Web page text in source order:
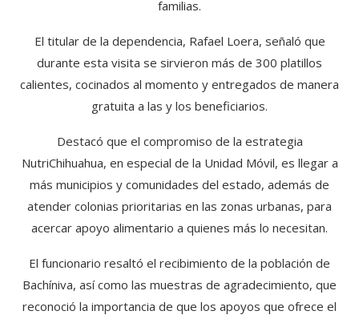
familias.
El titular de la dependencia, Rafael Loera, señaló que
durante esta visita se sirvieron más de 300 platillos
calientes, cocinados al momento y entregados de manera
gratuita a las y los beneficiarios.
Destacó que el compromiso de la estrategia
NutriChihuahua, en especial de la Unidad Móvil, es llegar a
más municipios y comunidades del estado, además de
atender colonias prioritarias en las zonas urbanas, para
acercar apoyo alimentario a quienes más lo necesitan.
El funcionario resaltó el recibimiento de la población de
Bachíniva, así como las muestras de agradecimiento, que
reconoció la importancia de que los apoyos que ofrece el